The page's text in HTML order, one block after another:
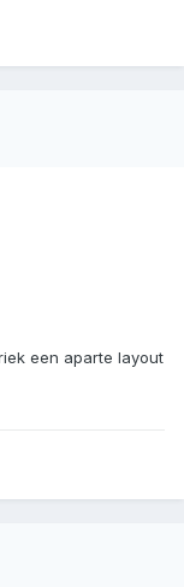
een aparte layout